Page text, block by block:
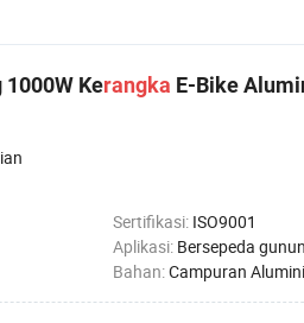
Kerangka E-Bike
Sertifikasi: ISO9001
Aplikasi: Bersepeda
Bahan:Campuran